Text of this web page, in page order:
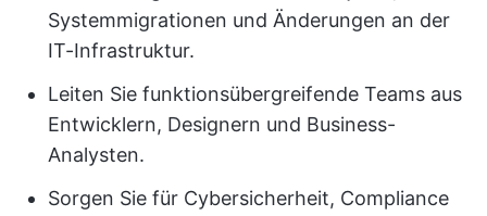
Systemmigrationen und Änderungen an der
IT-Infrastruktur.
Leiten Sie funktionsübergreifende Teams aus
Entwicklern, Designern und Business-
Analysten.
Sorgen Sie für Cybersicherheit, Compliance